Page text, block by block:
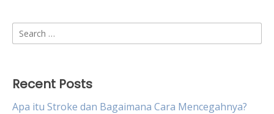
Search
for:
Recent Posts
Apa itu Stroke dan Bagaimana Cara Mencegahnya?